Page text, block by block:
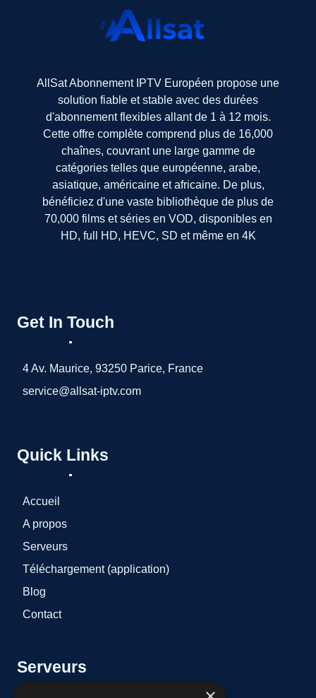
AllSat Abonnement IPTV Européen propose une
solution fiable et stable avec des durées
d'abonnement flexibles allant de 1 à 12 mois.
Cette offre complète comprend plus de 16,000
chaînes, couvrant une large gamme de
catégories telles que européenne, arabe,
asiatique, américaine et africaine. De plus,
bénéficiez d'une vaste bibliothèque de plus de
70,000 films et séries en VOD, disponibles en
HD, full HD, HEVC, SD et même en 4K
Get In Touch
4 Av. Maurice, 93250 Parice, France
service@allsat-iptv.com
Quick Links
Accueil
A propos
Serveurs
Téléchargement (application)
Blog
Contact
Serveurs